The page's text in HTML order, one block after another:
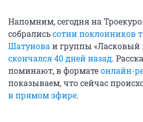
Напомним, сегодня на
собралисьсотни поклонников
Шатунова и группы «Ласковый
скончался 40 дней назад.
поминают, в форматеонлайн-
показываем, что сейчас
в прямом эфире.